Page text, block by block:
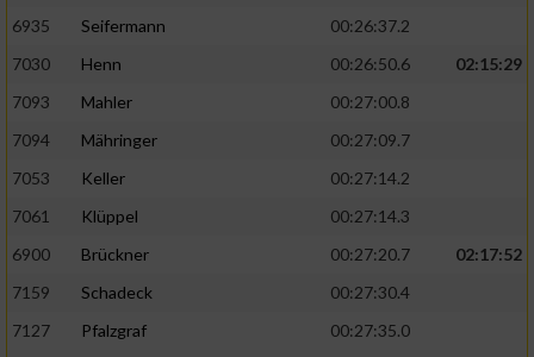
6935
Seifermann
00:26:37.2
7030
Henn 00:26:50.6
02:15:29
7093
Mahler
00:27:00.8
7094
Mähringer
00:27:09.7
7053
Keller
00:27:14.2
7061
Klüppel
00:27:14.3
6900
Brückner 00:27:20.7
02:17:52
7159
Schadeck
00:27:30.4
7127
Pfalzgraf
00:27:35.0